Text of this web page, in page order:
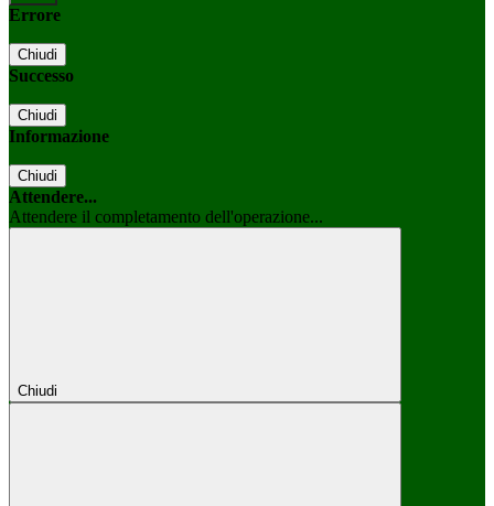
Errore
Chiudi
Successo
Chiudi
Informazione
Chiudi
Attendere...
Attendere il completamento dell'operazione...
Chiudi